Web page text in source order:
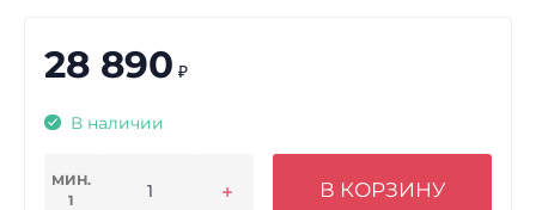
28 890 ₽
В наличии
МИН.
1
В КОРЗИНУ